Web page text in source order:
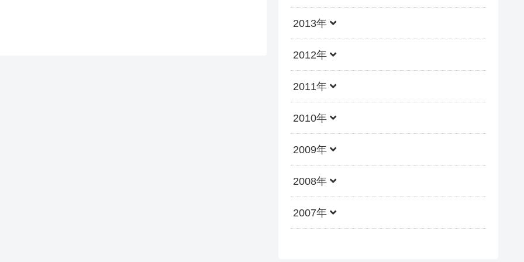
2013年
2012年
2011年
2010年
2009年
2008年
2007年